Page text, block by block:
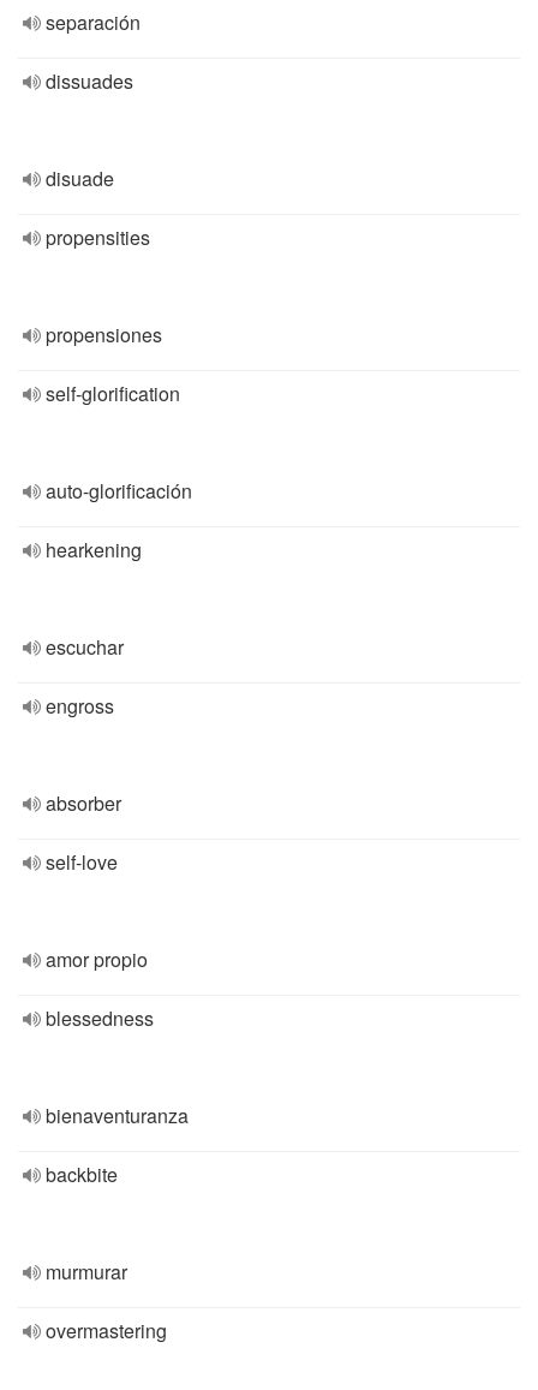
separación
dissuades
disuade
propensities
propensiones
self-glorification
auto-glorificación
hearkening
escuchar
engross
absorber
self-love
amor propio
blessedness
bienaventuranza
backbite
murmurar
overmastering